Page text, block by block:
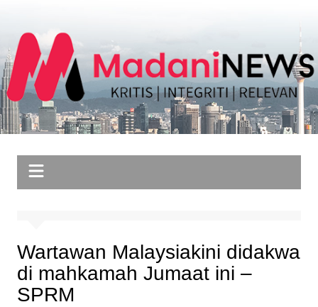
content
Wartawan Malaysiakini didakwa
di mahkamah Jumaat ini –
SPRM